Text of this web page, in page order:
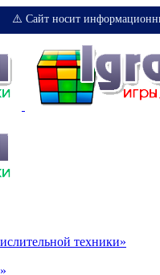
⚠️ Сайт носит
техники»